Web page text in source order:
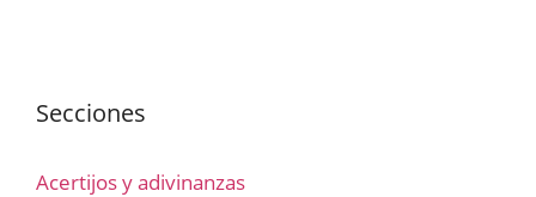
Secciones
Acertijos y adivinanzas